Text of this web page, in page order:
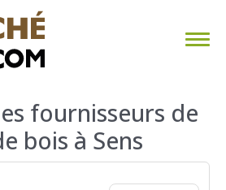
fournisseurs de
bois à Sens